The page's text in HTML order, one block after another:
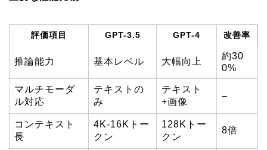
評価項目 GPT-3.5 GPT-4 改善率
推論能力 基本レベル 大幅向上
約30
0%
マルチモーダ
ル対応
テキストの
み
テキスト
+画像
–
コンテキスト
長
4K-16Kトー
クン
128Kトー
クン
8倍